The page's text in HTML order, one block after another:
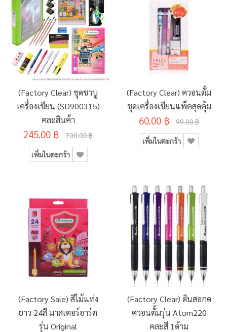
(Factory Clear) ชุดชาบู
เครื่องเขียน (SD900315)
คละสินค้า
245.00 ฿ 700.00 ฿
เพิ่มในตะกร้า
(Factory Clear) ควอนตั้ม
ชุดเครื่องเขียนแพ็คสุดคุ้ม
60.00 ฿ 99.00 ฿
เพิ่มในตะกร้า
(Factory Sale) สีไม้แท่ง
ยาว 24สี มาสเตอร์อาร์ต
รุ่น Original
(Factory Clear) ดินสอกด
ควอนตั้มรุ่น Atom220
คละสี 1ด้าม